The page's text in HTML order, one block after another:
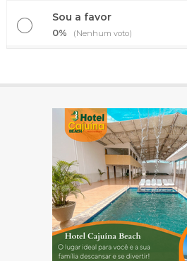
Sou a favor
0% (Nenhum voto)